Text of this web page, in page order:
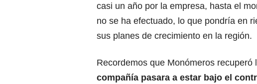
casi un año por la empresa, hasta el
no se ha efectuado, lo que pondría en
sus planes de crecimiento en la región.
Recordemos que Monómeros recuperó
compañía pasara a estar bajo el